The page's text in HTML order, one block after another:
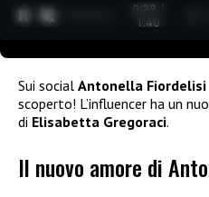
0:30 /
1:40
Sui social Antonella Fiordelisi
scoperto! L’influencer ha un
di Elisabetta Gregoraci.
Il nuovo amore di